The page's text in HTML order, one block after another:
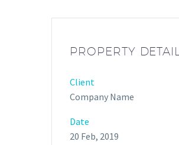
PROPERTY DETAIL
Client
Company Name
Date
20 Feb, 2019